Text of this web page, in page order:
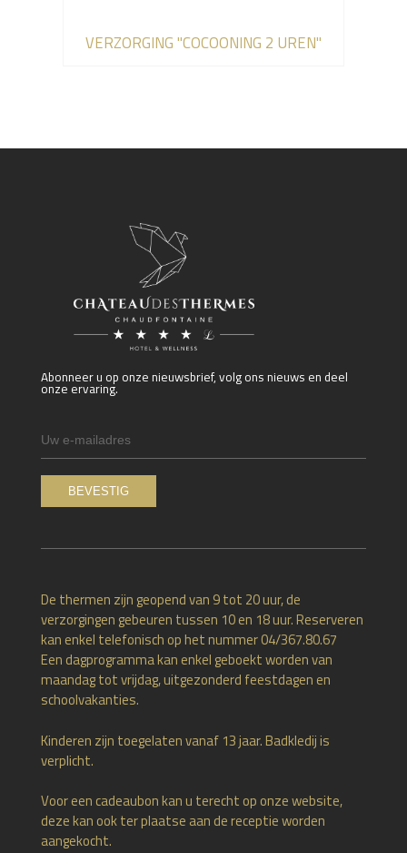
VERZORGING "COCOONING 2 UREN"
Abonneer u op onze nieuwsbrief, volg ons nieuws en deel
onze ervaring.
De thermen zijn geopend van 9 tot 20 uur, de
verzorgingen gebeuren tussen 10 en 18 uur. Reserveren
kan enkel telefonisch op het nummer 04/367.80.67
Een dagprogramma kan enkel geboekt worden van
maandag tot vrijdag, uitgezonderd feestdagen en
schoolvakanties.
Kinderen zijn toegelaten vanaf 13 jaar. Badkledij is
verplicht.
Voor een cadeaubon kan u terecht op onze website,
deze kan ook ter plaatse aan de receptie worden
aangekocht.